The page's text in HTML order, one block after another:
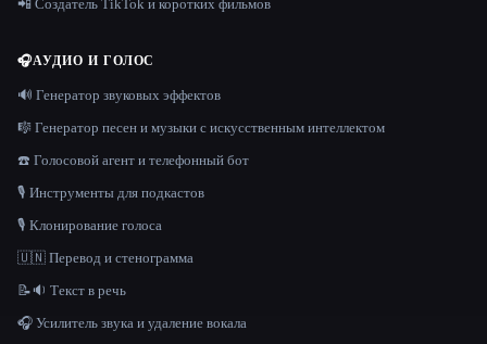
📲 Создатель TikTok и коротких фильмов
🎧АУДИО И ГОЛОС
🔊 Генератор звуковых эффектов
🎼 Генератор песен и музыки с искусственным интеллектом
☎️ Голосовой агент и телефонный бот
🎙️ Инструменты для подкастов
🎙️ Клонирование голоса
🇺🇳 Перевод и стенограмма
📝🔉 Текст в речь
🎧 Усилитель звука и удаление вокала